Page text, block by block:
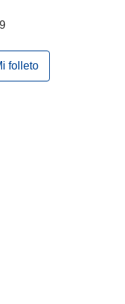
folleto